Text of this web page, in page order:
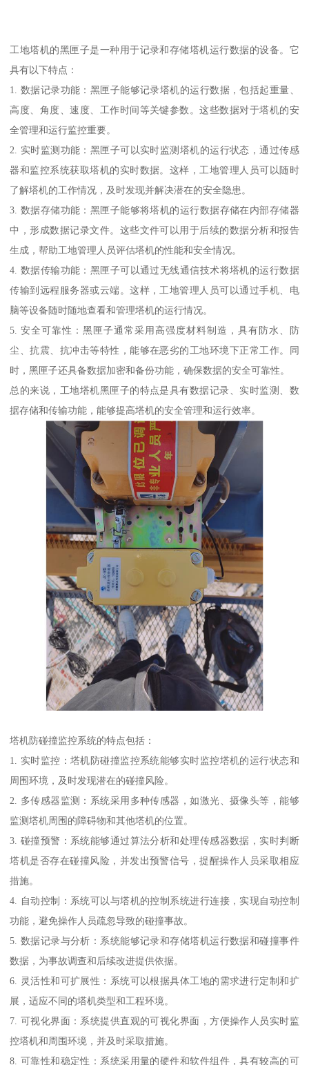
工地塔机的黑匣子是一种用于记录和存储塔机运行数据的设备。它
具有以下特点：
1. 数据记录功能：黑匣子能够记录塔机的运行数据，包括起重量、
高度、角度、速度、工作时间等关键参数。这些数据对于塔机的安
全管理和运行监控重要。
2. 实时监测功能：黑匣子可以实时监测塔机的运行状态，通过传感
器和监控系统获取塔机的实时数据。这样，工地管理人员可以随时
了解塔机的工作情况，及时发现并解决潜在的安全隐患。
3. 数据存储功能：黑匣子能够将塔机的运行数据存储在内部存储器
中，形成数据记录文件。这些文件可以用于后续的数据分析和报告
生成，帮助工地管理人员评估塔机的性能和安全情况。
4. 数据传输功能：黑匣子可以通过无线通信技术将塔机的运行数据
传输到远程服务器或云端。这样，工地管理人员可以通过手机、电
脑等设备随时随地查看和管理塔机的运行情况。
5. 安全可靠性：黑匣子通常采用高强度材料制造，具有防水、防
尘、抗震、抗冲击等特性，能够在恶劣的工地环境下正常工作。同
时，黑匣子还具备数据加密和备份功能，确保数据的安全可靠性。
总的来说，工地塔机黑匣子的特点是具有数据记录、实时监测、数
据存储和传输功能，能够提高塔机的安全管理和运行效率。
塔机防碰撞监控系统的特点包括：
1. 实时监控：塔机防碰撞监控系统能够实时监控塔机的运行状态和
周围环境，及时发现潜在的碰撞风险。
2. 多传感器监测：系统采用多种传感器，如激光、摄像头等，能够
监测塔机周围的障碍物和其他塔机的位置。
3. 碰撞预警：系统能够通过算法分析和处理传感器数据，实时判断
塔机是否存在碰撞风险，并发出预警信号，提醒操作人员采取相应
措施。
4. 自动控制：系统可以与塔机的控制系统进行连接，实现自动控制
功能，避免操作人员疏忽导致的碰撞事故。
5. 数据记录与分析：系统能够记录和存储塔机运行数据和碰撞事件
数据，为事故调查和后续改进提供依据。
6. 灵活性和可扩展性：系统可以根据具体工地的需求进行定制和扩
展，适应不同的塔机类型和工程环境。
7. 可视化界面：系统提供直观的可视化界面，方便操作人员实时监
控塔机和周围环境，并及时采取措施。
8. 可靠性和稳定性：系统采用量的硬件和软件组件，具有较高的可